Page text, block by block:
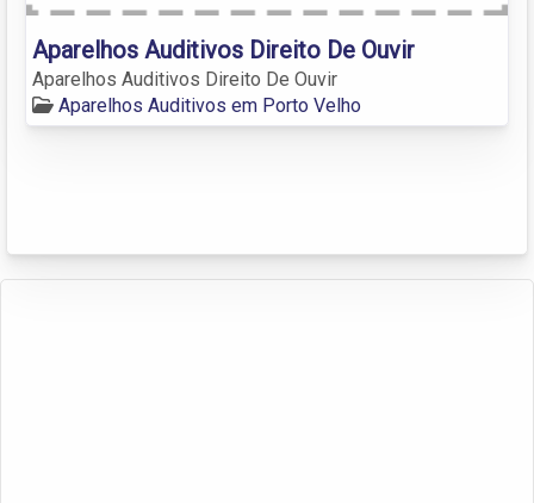
Aparelhos Auditivos Direito De Ouvir
Aparelhos Auditivos Direito De Ouvir
Aparelhos Auditivos em Porto Velho